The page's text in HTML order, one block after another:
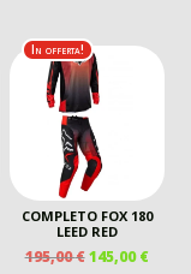
In offerta!
COMPLETO FOX 180
LEED RED
195,00€ IL
145,00€IL